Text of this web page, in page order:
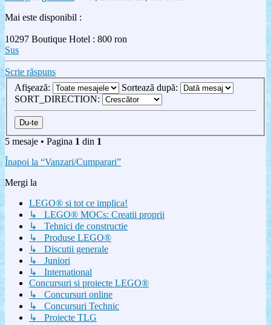
Mai este disponibil :
10297 Boutique Hotel : 800 ron
Sus
Scrie răspuns
Afişează:
Sortează după:
SORT_DIRECTION:
5 mesaje • Pagina 1 din 1
Înapoi la “Vanzari/Cumparari”
Mergi la
LEGO® si tot ce implica!
↳ LEGO® MOCs: Creatii proprii
↳ Tehnici de constructie
↳ Produse LEGO®
↳ Discutii generale
↳ Juniori
↳ International
Concursuri si proiecte LEGO®
↳ Concursuri online
↳ Concursuri Technic
↳ Proiecte TLG